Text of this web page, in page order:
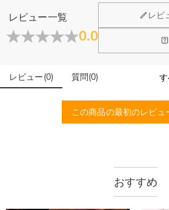
以内に返品＆交換できます。
詳細はこちら
レビュー一覧
0.0
レビ
レビュー(0) 質問(0)
この商品の最初のレビュ
ジュエリーについて
店頭や実店舗とかありますか？
店舗に費やす家賃や保険、人的労力
営しております。
輝きと高い硬度を誇る最高級品質グ
ジルコニアを使用しており、その中
トを施し、最上級位のスーパーキュ
こちらの商品を身に付けると、
いいえ、肌を緑色に変色させたのは
送料は配送方法によって異なります
円で、11,700円以上で無料になりま
4,680円になります。ご注文金額が
注文した商品はいつ届きますか？
おすすめ